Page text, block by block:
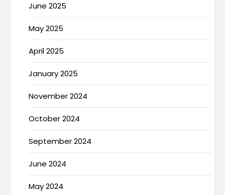
June 2025
May 2025
April 2025
January 2025
November 2024
October 2024
September 2024
June 2024
May 2024